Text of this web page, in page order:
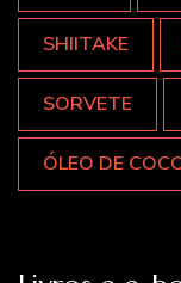
SHIITAKE
SORVETE
ÓLEO DE